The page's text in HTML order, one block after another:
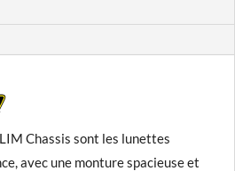
Chassis sont les lunettes
avec une monture spacieuse et